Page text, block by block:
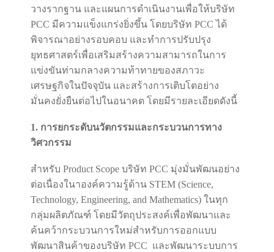
วางรากฐาน และแผนการดำเนินงานเพื่อให้บริษัท
PCC มีความแข็งแกร่งยิ่งขึ้น โดยบริษัท PCC ได้
พิจารณาอย่างรอบคอบ และทำการปรับปรุง
ยุทธศาสตร์เพื่อเสริมสร้างความสามารถในการ
แข่งขันท่ามกลางความท้าทายของสภาวะ
เศรษฐกิจในปัจจุบัน และสร้างการเติบโตอย่าง
มั่นคงยั่งยืนต่อไปในอนาคต โดยมีรายละเอียดดังนี้
1. การยกระดับนวัตกรรมและกระบวนการทาง
วิศวกรรม
สำหรับ Product Scope บริษัท PCC มุ่งมั่นพัฒนอย่าง
ต่อเนื่องในาองค์ความรู้ด้าน STEM (Science,
Technology, Engineering, and Mathematics) ในทุก
กลุ่มผลิตภัณฑ์ โดยมีวัตถุประสงค์เพื่อพัฒนาและ
ค้นคว้ากระบวนการใหม่สำหรับการออกแบบ
พัฒนาสินค้าของบริษัท PCC และพัฒนาระบบการ